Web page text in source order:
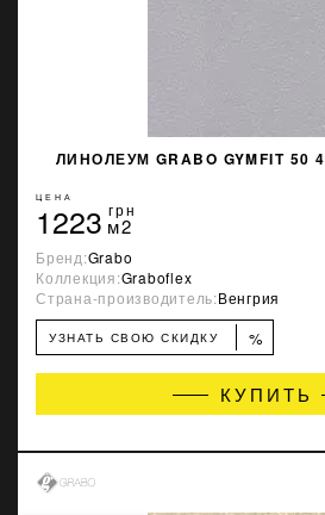
ЛИНОЛЕУМ GRABO GYMFIT 50
ЦЕНА
1223 грн
м2
Бренд:Grabo
Коллекция:Graboflex
Страна-производитель:Венгрия
УЗНАТЬ СВОЮ СКИДКУ %
КУПИТЬ